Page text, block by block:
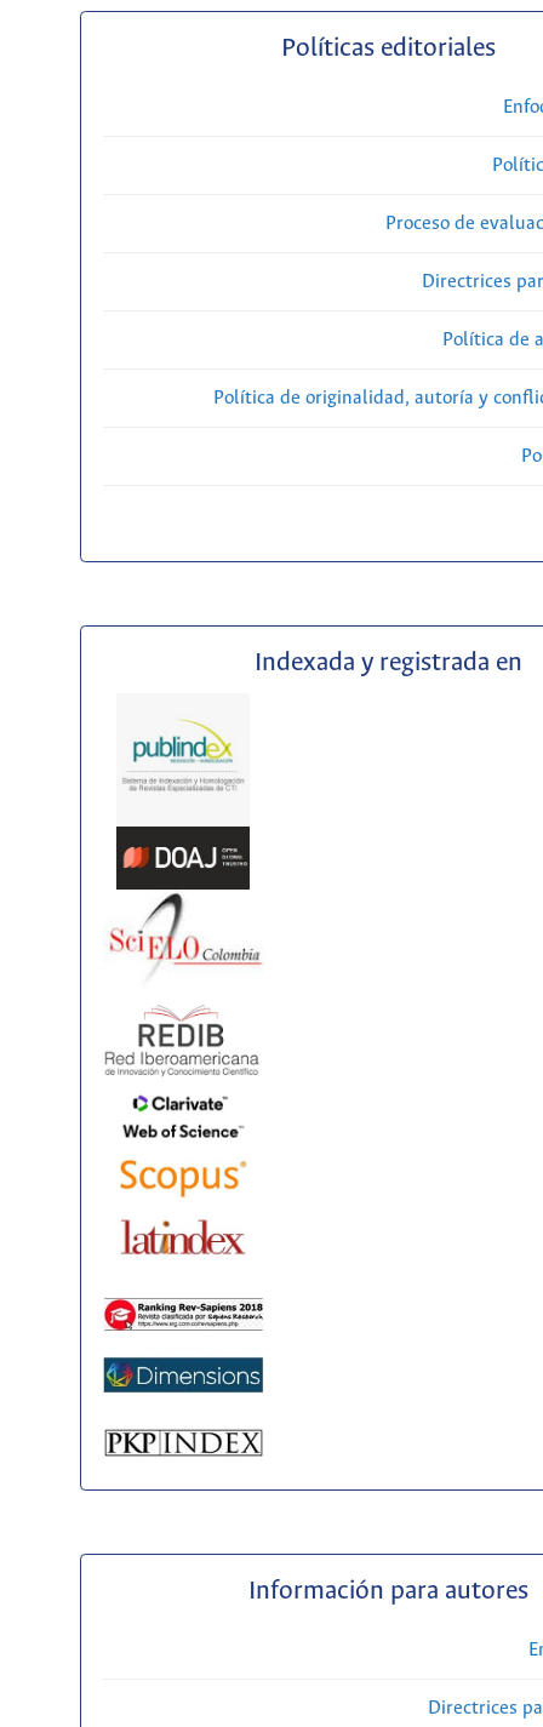
Políticas editoriales
Proceso de
Directrices
Política de
Política de originalidad, autoría y
Indexada y registrada en
Información para autores
Directrices